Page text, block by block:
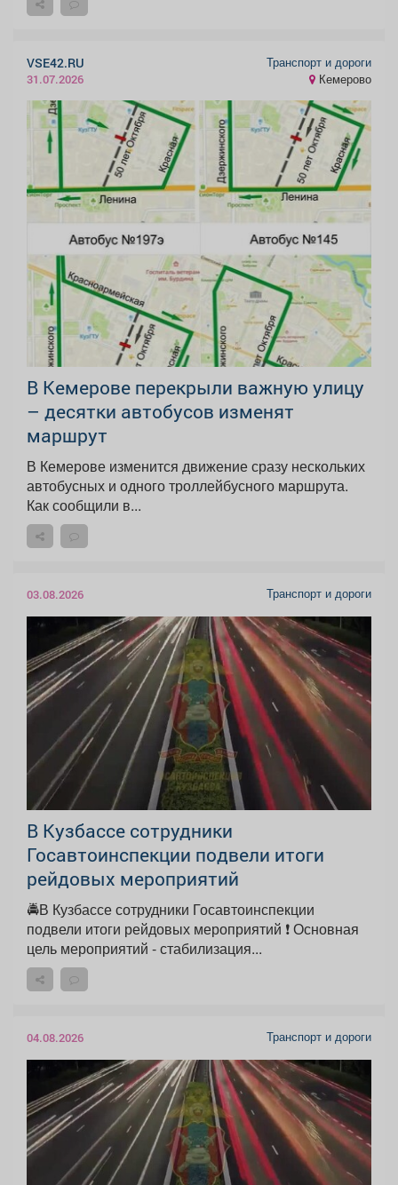
VSE42.RU
31.07.2026
Транспорт и дороги
Кемерово
В Кемерове перекрыли важную улицу
– десятки автобусов изменят
маршрут
В Кемерове изменится движение сразу нескольких
автобусных и одного троллейбусного маршрута.
Как сообщили в...
03.08.2026 Транспорт и дороги
В Кузбассе сотрудники
Госавтоинспекции подвели итоги
рейдовых мероприятий
🚔В Кузбассе сотрудники Госавтоинспекции
подвели итоги рейдовых мероприятий ❗️ Основная
цель мероприятий - стабилизация...
04.08.2026 Транспорт и дороги